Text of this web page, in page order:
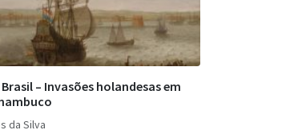
– Invasões holandesas em
da Silva